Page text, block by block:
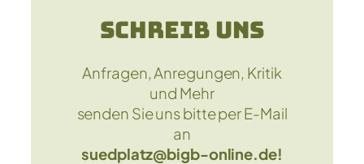
Schreib uns
Anfragen, Anregungen, Kritik
und Mehr
senden Sie uns bitte per E-Mail
an
suedplatz@bigb-online.de!